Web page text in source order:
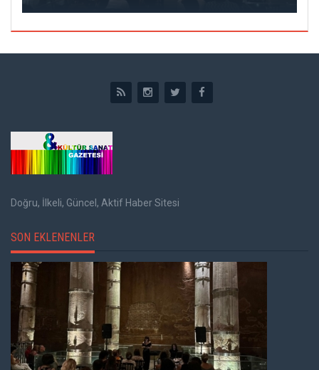
Doğru, İlkeli, Güncel, Aktif Haber Sitesi
SON EKLENENLER